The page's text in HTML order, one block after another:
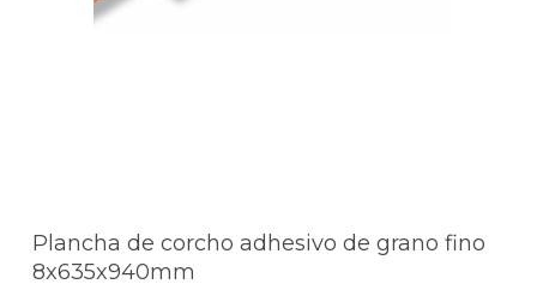
Plancha de corcho adhesivo de grano fino
8x635x940mm